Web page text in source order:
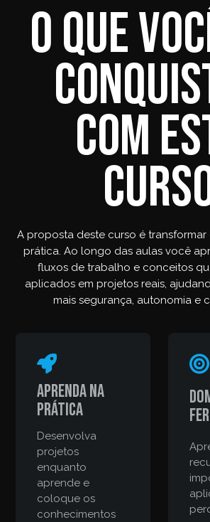
O que
com
A proposta deste curso é
prática. Ao longo das aulas você
fluxos de trabalho e conceitos
aplicados em projetos reais,
mais segurança, autonomia e
Aprenda na
prática
Desenvolva
projetos
enquanto
aprende e
coloque os
conhecimentos